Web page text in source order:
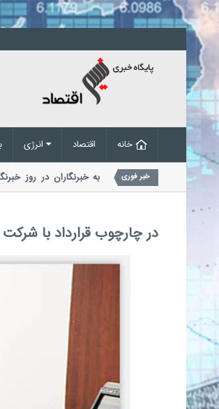
اقتصاد
خبر فوری
ویژه رئیس کل بانک مرکزی به خبرنگاران در روز
ایران در پیامی به مناسبت هفدهم...
در چارچوب قرارداد با شرکت نفت مناطق